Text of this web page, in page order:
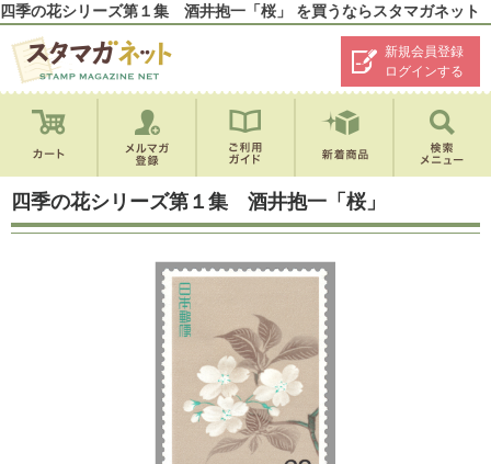
四季の花シリーズ第１集 酒井抱一「桜」 を買うならスタマガネット
新規会員登録
ログインする
四季の花シリーズ第１集 酒井抱一「桜」